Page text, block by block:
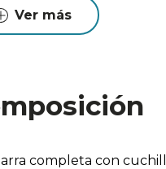
Ver más
completa con